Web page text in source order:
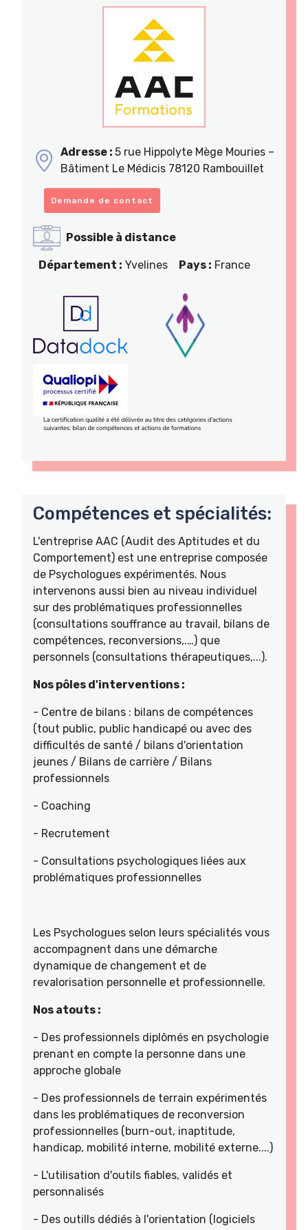
Adresse : 5 rue Hippolyte Mège Mouries –
Bâtiment Le Médicis 78120 Rambouillet
Demande de contact
Possible à distance
Département : Yvelines Pays : France
Compétences et spécialités:
L'entreprise AAC (Audit des Aptitudes et du
Comportement) est une entreprise composée
de Psychologues expérimentés. Nous
intervenons aussi bien au niveau individuel
sur des problématiques professionnelles
(consultations souffrance au travail, bilans de
compétences, reconversions,.…) que
personnels (consultations thérapeutiques,...).
Nos pôles d'interventions :
- Centre de bilans : bilans de compétences
(tout public, public handicapé ou avec des
difficultés de santé / bilans d'orientation
jeunes / Bilans de carrière / Bilans
professionnels
- Coaching
- Recrutement
- Consultations psychologiques liées aux
problématiques professionnelles
Les Psychologues selon leurs spécialités vous
accompagnent dans une démarche
dynamique de changement et de
revalorisation personnelle et professionnelle.
Nos atouts :
- Des professionnels diplômés en psychologie
prenant en compte la personne dans une
approche globale
- Des professionnels de terrain expérimentés
dans les problématiques de reconversion
professionnelles (burn-out, inaptitude,
handicap, mobilité interne, mobilité externe....)
- L'utilisation d'outils fiables, validés et
personnalisés
- Des outills dédiés à l'orientation (logiciels